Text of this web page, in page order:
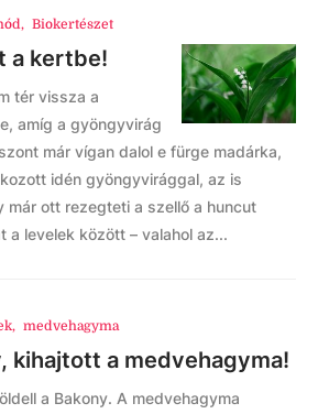
, Biokertészet
a kertbe!
tér vissza a
amíg a gyöngyvirág
már vígan dalol e fürge madárka,
idén gyöngyvirággal, az is
már ott rezegteti a szellő a huncut
a levelek között – valahol az...
, medvehagyma
kihajtott a medvehagyma!
a Bakony. A medvehagyma